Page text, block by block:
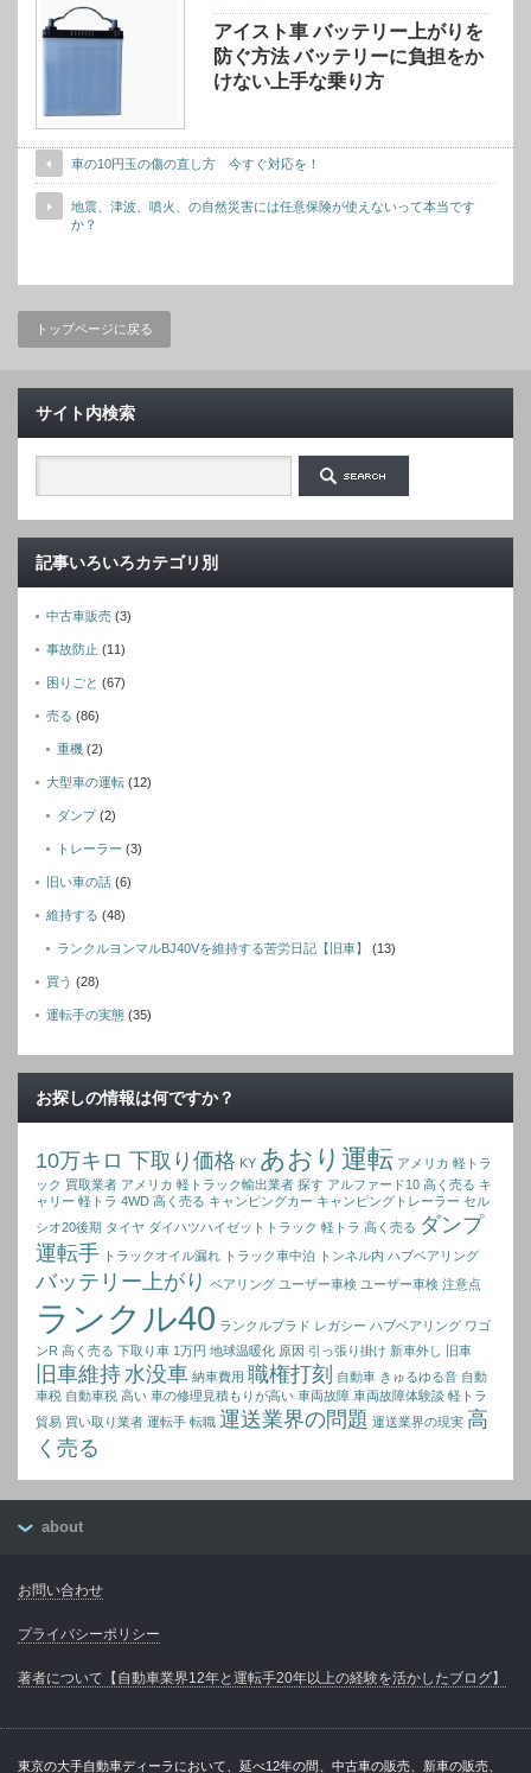
アイスト車 バッテリー上がりを
防ぐ方法 バッテリーに負担をか
けない上手な乗り方
車の10円玉の傷の直し方 今すぐ対応を！
地震、津波、噴火、の自然災害には任意保険が使えないって本当です
か？
トップページに戻る
サイト内検索
記事いろいろカテゴリ別
中古車販売 (3)
事故防止 (11)
困りごと (67)
売る (86)
重機 (2)
大型車の運転 (12)
ダンプ(2)
トレーラー (3)
旧い車の話 (6)
維持する (48)
ランクルヨンマルBJ40Vを維持する苦労日記【旧車】 (13)
買う (28)
運転手の実態 (35)
お探しの情報は何ですか？
10万キロ 下取り価格 KY あおり運転 アメリカ 軽トラ
ック 買取業者 アメリカ 軽トラック輸出業者 探す アルファード10 高く売る キ
ャリー 軽トラ 4WD 高く売る キャンピングカー キャンピングトレーラー セル
シオ20後期 タイヤ ダイハツハイゼットトラック 軽トラ 高く売る ダンプ
運転手 トラックオイル漏れ トラック車中泊 トンネル内 ハブベアリング
バッテリー上がり ベアリング ユーザー車検 ユーザー車検 注意点
ランクル40 ランクルプラド レガシー ハブベアリング ワゴ
ンR 高く売る 下取り車 1万円 地球温暖化 原因 引っ張り掛け 新車外し 旧車
旧車維持 水没車 納車費用 職権打刻 自動車 きゅるゆる音 自動
車税 自動車税 高い 車の修理見積もりが高い 車両故障 車両故障体験談 軽トラ
貿易 買い取り業者 運転手 転職 運送業界の問題 運送業界の現実 高
く売る
about
お問い合わせ
プライバシーポリシー
著者について【自動車業界12年と運転手20年以上の経験を活かしたブログ】
東京の大手自動車ディーラにおいて、延べ12年の間、中古車の販売、新車の販売、